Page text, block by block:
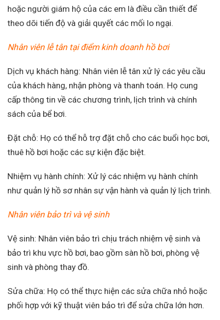
hoặc người giám hộ của các em là điều cần thiết để
theo dõi tiến độ và giải quyết các mối lo ngại.
Nhân viên lễ tân tại điểm kinh doanh hồ bơi
Dịch vụ khách hàng: Nhân viên lễ tân xử lý các yêu cầu
của khách hàng, nhận phòng và thanh toán. Họ cung
cấp thông tin về các chương trình, lịch trình và chính
sách của bể bơi.
Đặt chỗ: Họ có thể hỗ trợ đặt chỗ cho các buổi học bơi,
thuê hồ bơi hoặc các sự kiện đặc biệt.
Nhiệm vụ hành chính: Xử lý các nhiệm vụ hành chính
như quản lý hồ sơ nhân sự vận hành và quản lý lịch trình.
Nhân viên bảo trì và vệ sinh
Vệ sinh: Nhân viên bảo trì chịu trách nhiệm vệ sinh và
bảo trì khu vực hồ bơi, bao gồm sàn hồ bơi, phòng vệ
sinh và phòng thay đồ.
Sửa chữa: Họ có thể thực hiện các sửa chữa nhỏ hoặc
phối hợp với kỹ thuật viên bảo trì để sửa chữa lớn hơn.